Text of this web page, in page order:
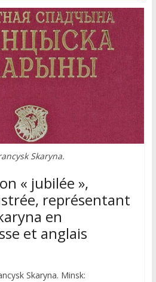
Skaryna.
« jubilée »,
représentant
en
et anglais
Skaryna. Minsk: